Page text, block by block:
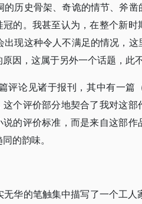
历史骨架、奇诡的情节、斧
的。我甚至认为，在整个新
现这种令人不满足的情况，这
因，这属于另外一个话题，此不
评论见诸于报刊，其中有一篇
个评价部分地契合了我对这
的评价标准，而是来自这部
的韵味。
无华的笔触集中描写了一个工